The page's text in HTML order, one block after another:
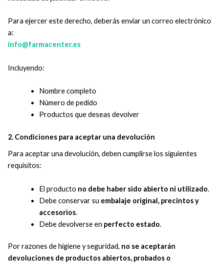
Para ejercer este derecho, deberás enviar un correo electrónico
a:
info@farmacenter.es
Incluyendo:
Nombre completo
Número de pedido
Productos que deseas devolver
2. Condiciones para aceptar una devolución
Para aceptar una devolución, deben cumplirse los siguientes
requisitos:
El producto no debe haber sido abierto ni utilizado.
Debe conservar su embalaje original, precintos y
accesorios.
Debe devolverse en perfecto estado.
Por razones de higiene y seguridad, no se aceptarán
devoluciones de productos abiertos, probados o